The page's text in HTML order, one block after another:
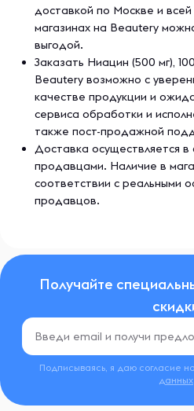
доставкой по Москве и
магазинах на Beautery
выгодой.
Заказать Ниацин (500 мг),
Beautery возможно с
качестве продукции и
сервиса обработки и
также пост-продажной
Доставка осуществляется
продавцами. Наличие в
соответствии с реальными
продавцов.
Получайте
Подписываясь, я даю согласие
данных